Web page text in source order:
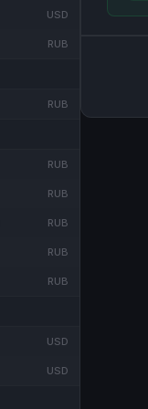
USD
RUB
RUB
RUB
RUB
RUB
RUB
RUB
USD
USD